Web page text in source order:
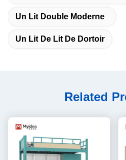
Un Lit Double Moderne
Un Lit De Lit De Dortoir
Related